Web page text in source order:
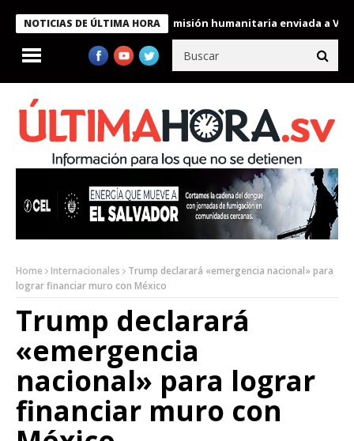
NOTICIAS DE ÚLTIMA HORA
a miembros de la misión humanitaria enviada a
Home Internacionales
Trump declarará «emergencia nacional» para
lograr financiar muro con México
Trump declarará
«emergencia
nacional» para lograr
financiar muro con